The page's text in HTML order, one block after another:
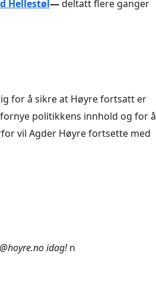
Hellestøl—deltatt flere ganger
for å sikre at Høyre fortsatt er
politikkens innhold og for å
vil Agder Høyre fortsette med
idag!n